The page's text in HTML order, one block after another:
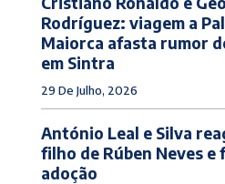
Rodríguez: viagem a
Maiorca afasta rumor
em Sintra
29 De Julho, 2026
António Leal e Silva
filho de Rúben Neves e
adoção